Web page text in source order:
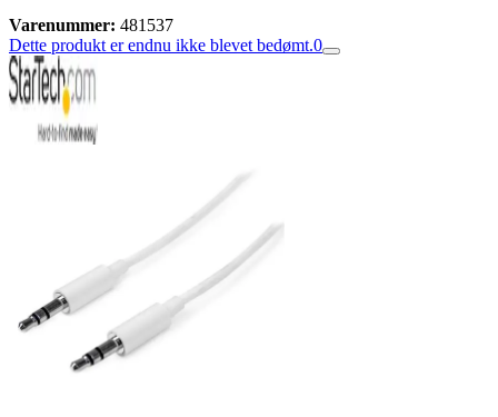
Varenummer: 481537
Dette produkt er endnu ikke blevet bedømt.0